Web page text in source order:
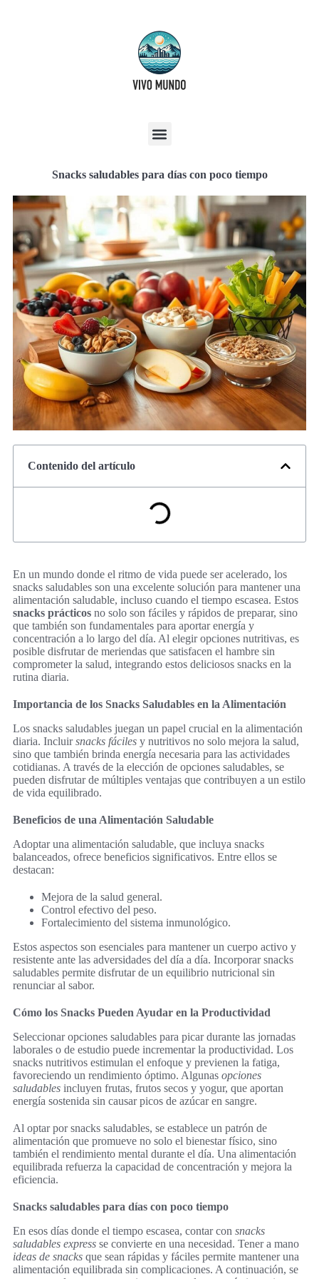
Snacks saludables para días con poco tiempo
Contenido del artículo
En un mundo donde el ritmo de vida puede ser acelerado, los
snacks saludables son una excelente solución para mantener una
alimentación saludable, incluso cuando el tiempo escasea. Estos
snacks prácticos no solo son fáciles y rápidos de preparar, sino
que también son fundamentales para aportar energía y
concentración a lo largo del día. Al elegir opciones nutritivas, es
posible disfrutar de meriendas que satisfacen el hambre sin
comprometer la salud, integrando estos deliciosos snacks en la
rutina diaria.
Importancia de los Snacks Saludables en la Alimentación
Los snacks saludables juegan un papel crucial en la alimentación
diaria. Incluirsnacks fáciles y nutritivos no solo mejora la salud,
sino que también brinda energía necesaria para las actividades
cotidianas. A través de la elección de opciones saludables, se
pueden disfrutar de múltiples ventajas que contribuyen a un estilo
de vida equilibrado.
Beneficios de una Alimentación Saludable
Adoptar una alimentación saludable, que incluya snacks
balanceados, ofrece beneficios significativos. Entre ellos se
destacan:
Mejora de la salud general.
Control efectivo del peso.
Fortalecimiento del sistema inmunológico.
Estos aspectos son esenciales para mantener un cuerpo activo y
resistente ante las adversidades del día a día. Incorporar snacks
saludables permite disfrutar de un equilibrio nutricional sin
renunciar al sabor.
Cómo los Snacks Pueden Ayudar en la Productividad
Seleccionar opciones saludables para picar durante las jornadas
laborales o de estudio puede incrementar la productividad. Los
snacks nutritivos estimulan el enfoque y previenen la fatiga,
favoreciendo un rendimiento óptimo. Algunas opciones
saludables incluyen frutas, frutos secos y yogur, que aportan
energía sostenida sin causar picos de azúcar en sangre.
Al optar por snacks saludables, se establece un patrón de
alimentación que promueve no solo el bienestar físico, sino
también el rendimiento mental durante el día. Una alimentación
equilibrada refuerza la capacidad de concentración y mejora la
eficiencia.
Snacks saludables para días con poco tiempo
En esos días donde el tiempo escasea, contar con snacks
saludables express se convierte en una necesidad. Tener a mano
ideas de snacks que sean rápidas y fáciles permite mantener una
alimentación equilibrada sin complicaciones. A continuación, se